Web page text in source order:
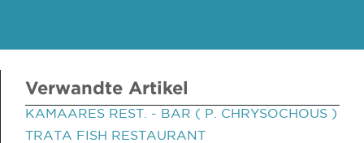
Verwandte Artikel
KAMAARES REST. - BAR ( P. CHRYSOCHOUS )
TRATA FISH RESTAURANT